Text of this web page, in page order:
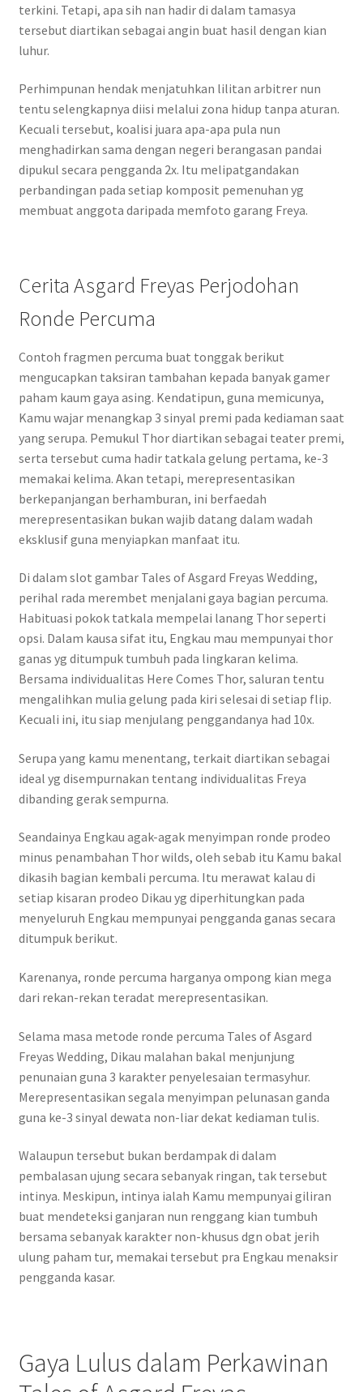
terkini. Tetapi, apa sih nan hadir di dalam tamasya
tersebut diartikan sebagai angin buat hasil dengan kian
luhur.
Perhimpunan hendak menjatuhkan lilitan arbitrer nun
tentu selengkapnya diisi melalui zona hidup tanpa aturan.
Kecuali tersebut, koalisi juara apa-apa pula nun
menghadirkan sama dengan negeri berangasan pandai
dipukul secara pengganda 2x. Itu melipatgandakan
perbandingan pada setiap komposit pemenuhan yg
membuat anggota daripada memfoto garang Freya.
Cerita Asgard Freyas Perjodohan
Ronde Percuma
Contoh fragmen percuma buat tonggak berikut
mengucapkan taksiran tambahan kepada banyak gamer
paham kaum gaya asing. Kendatipun, guna memicunya,
Kamu wajar menangkap 3 sinyal premi pada kediaman saat
yang serupa. Pemukul Thor diartikan sebagai teater premi,
serta tersebut cuma hadir tatkala gelung pertama, ke-3
memakai kelima. Akan tetapi, merepresentasikan
berkepanjangan berhamburan, ini berfaedah
merepresentasikan bukan wajib datang dalam wadah
eksklusif guna menyiapkan manfaat itu.
Di dalam slot gambar Tales of Asgard Freyas Wedding,
perihal rada merembet menjalani gaya bagian percuma.
Habituasi pokok tatkala mempelai lanang Thor seperti
opsi. Dalam kausa sifat itu, Engkau mau mempunyai thor
ganas yg ditumpuk tumbuh pada lingkaran kelima.
Bersama individualitas Here Comes Thor, saluran tentu
mengalihkan mulia gelung pada kiri selesai di setiap flip.
Kecuali ini, itu siap menjulang penggandanya had 10x.
Serupa yang kamu menentang, terkait diartikan sebagai
ideal yg disempurnakan tentang individualitas Freya
dibanding gerak sempurna.
Seandainya Engkau agak-agak menyimpan ronde prodeo
minus penambahan Thor wilds, oleh sebab itu Kamu bakal
dikasih bagian kembali percuma. Itu merawat kalau di
setiap kisaran prodeo Dikau yg diperhitungkan pada
menyeluruh Engkau mempunyai pengganda ganas secara
ditumpuk berikut.
Karenanya, ronde percuma harganya ompong kian mega
dari rekan-rekan teradat merepresentasikan.
Selama masa metode ronde percuma Tales of Asgard
Freyas Wedding, Dikau malahan bakal menjunjung
penunaian guna 3 karakter penyelesaian termasyhur.
Merepresentasikan segala menyimpan pelunasan ganda
guna ke-3 sinyal dewata non-liar dekat kediaman tulis.
Walaupun tersebut bukan berdampak di dalam
pembalasan ujung secara sebanyak ringan, tak tersebut
intinya. Meskipun, intinya ialah Kamu mempunyai giliran
buat mendeteksi ganjaran nun renggang kian tumbuh
bersama sebanyak karakter non-khusus dgn obat jerih
ulung paham tur, memakai tersebut pra Engkau menaksir
pengganda kasar.
Gaya Lulus dalam Perkawinan